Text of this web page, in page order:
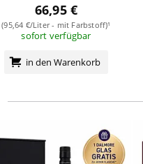
66,95 €
(95,64 €/Liter - mit Farbstoff)¹
sofort verfügbar
in den Warenkorb